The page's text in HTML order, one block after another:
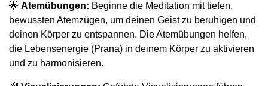
🌟 Atemübungen: Beginne die Meditation mit tiefen,
bewussten Atemzügen, um deinen Geist zu beruhigen und
deinen Körper zu entspannen. Die Atemübungen helfen,
die Lebensenergie (Prana) in deinem Körper zu aktivieren
und zu harmonisieren.